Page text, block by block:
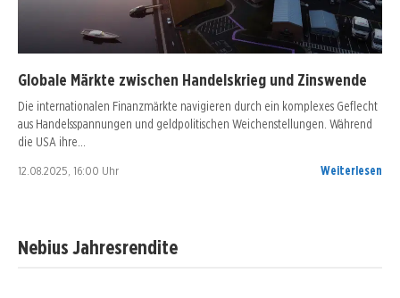
Globale Märkte zwischen Handelskrieg und Zinswende
Die internationalen Finanzmärkte navigieren durch ein komplexes Geflecht
aus Handelsspannungen und geldpolitischen Weichenstellungen. Während
die USA ihre…
12.08.2025, 16:00 Uhr Weiterlesen
Nebius Jahresrendite